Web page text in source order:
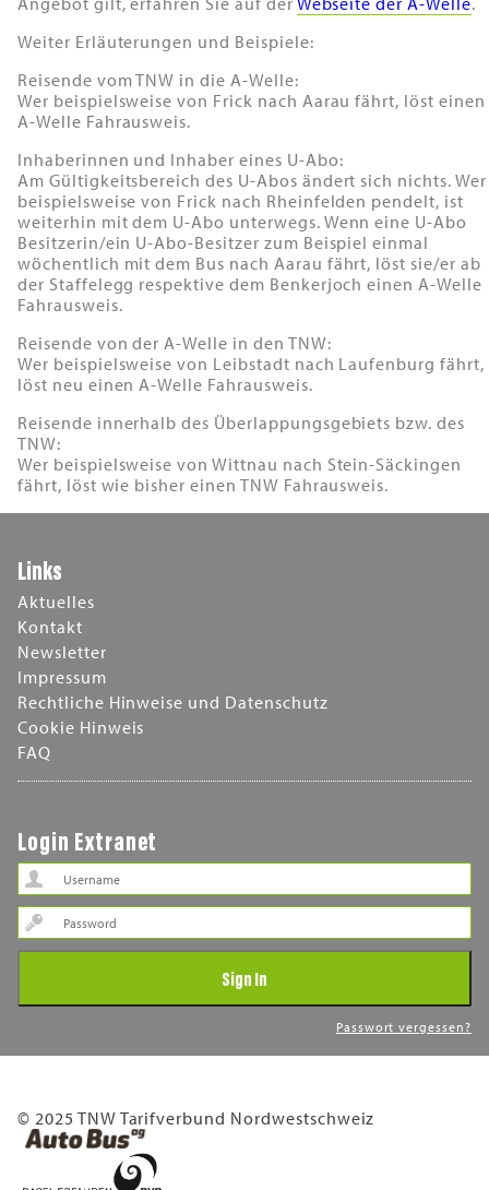
Weiter Erläuterungen und Beispiele:
Reisende vom TNW in die A-Welle:
Wer beispielsweise von Frick nach Aarau fährt, löst einen
A-Welle Fahrausweis.
Inhaberinnen und Inhaber eines U-Abo:
Am Gültigkeitsbereich des U-Abos ändert sich nichts. Wer
beispielsweise von Frick nach Rheinfelden pendelt, ist
weiterhin mit dem U-Abo unterwegs. Wenn eine U-Abo
Besitzerin/ein U-Abo-Besitzer zum Beispiel einmal
wöchentlich mit dem Bus nach Aarau fährt, löst sie/er ab
der Staffelegg respektive dem Benkerjoch einen A-Welle
Fahrausweis.
Reisende von der A-Welle in den TNW:
Wer beispielsweise von Leibstadt nach Laufenburg fährt,
löst neu einen A-Welle Fahrausweis.
Reisende innerhalb des Überlappungsgebiets bzw. des
TNW:
Wer beispielsweise von Wittnau nach Stein-Säckingen
fährt, löst wie bisher einen TNW Fahrausweis.
Links
Aktuelles
Kontakt
Newsletter
Impressum
Rechtliche Hinweise und Datenschutz
Cookie Hinweis
FAQ
Login Extranet
Password
Sign In
Passwort vergessen?
© 2025 TNW Tarifverbund Nordwestschweiz